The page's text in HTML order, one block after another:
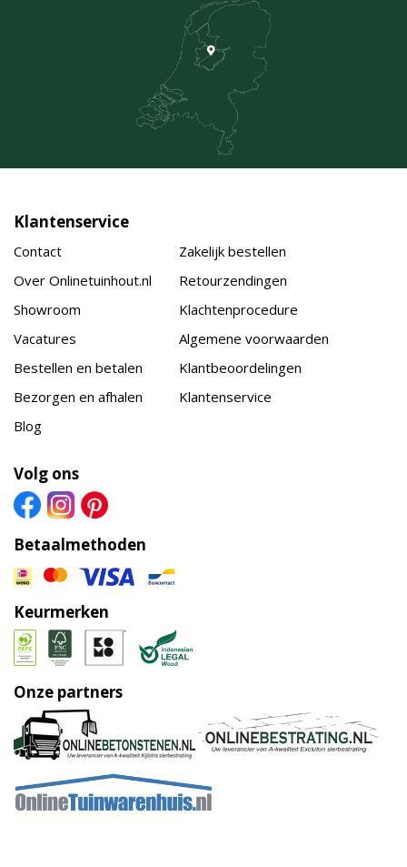
Klantenservice
Contact
Over Onlinetuinhout.nl
Showroom
Vacatures
Bestellen en betalen
Bezorgen en afhalen
Blog
Zakelijk bestellen
Retourzendingen
Klachtenprocedure
Algemene voorwaarden
Klantbeoordelingen
Klantenservice
Volg ons
Betaalmethoden
Keurmerken
Onze partners